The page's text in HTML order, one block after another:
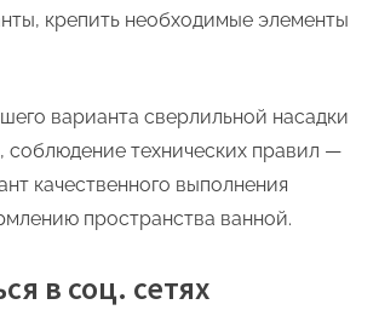
крепить необходимые элементы
варианта сверлильной насадки
соблюдение технических правил —
качественного выполнения
пространства ванной.
в соц. сетях